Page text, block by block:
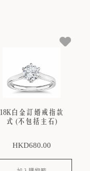
18K白金訂婚戒指款
式 (不包括主石)
HKD680.00